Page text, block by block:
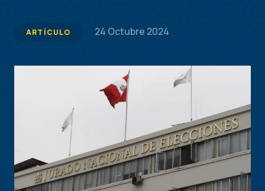
ARTÍCULO 24 Octubre 2024